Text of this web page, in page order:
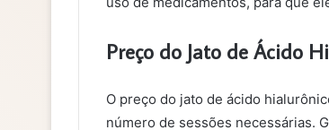
Preço do Jato de Ácido
O preço do jato de ácido
número de sessões necessárias.